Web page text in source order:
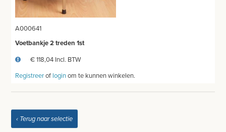
KLEIN MEUBILAIR
ANATOMISCHE MODELLEN
VOORHOOFDSLAMP - LOEPEBRIL
LED KRUIS LICHTRECLAME
ONDERZOEKS- EN OPERATIETAFEL VETERINAIR
A000641
Voetbankje 2 treden 1st
€ 118,04 Incl. BTW
Registreerof loginom te kunnen winkelen.
‹ Terug naar selectie